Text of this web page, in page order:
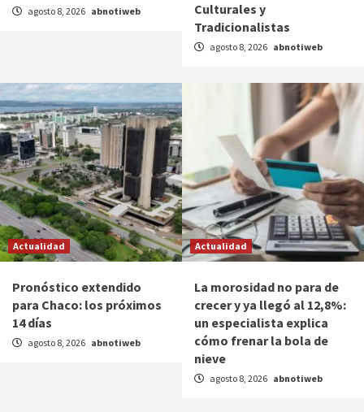
agosto 8, 2026 abnotiweb
Culturales y
Tradicionalistas
agosto 8, 2026 abnotiweb
Actualidad
Pronóstico extendido
para Chaco: los próximos
14 días
agosto 8, 2026 abnotiweb
Actualidad
La morosidad no para de
crecer y ya llegó al 12,8%:
un especialista explica
cómo frenar la bola de
nieve
agosto 8, 2026 abnotiweb